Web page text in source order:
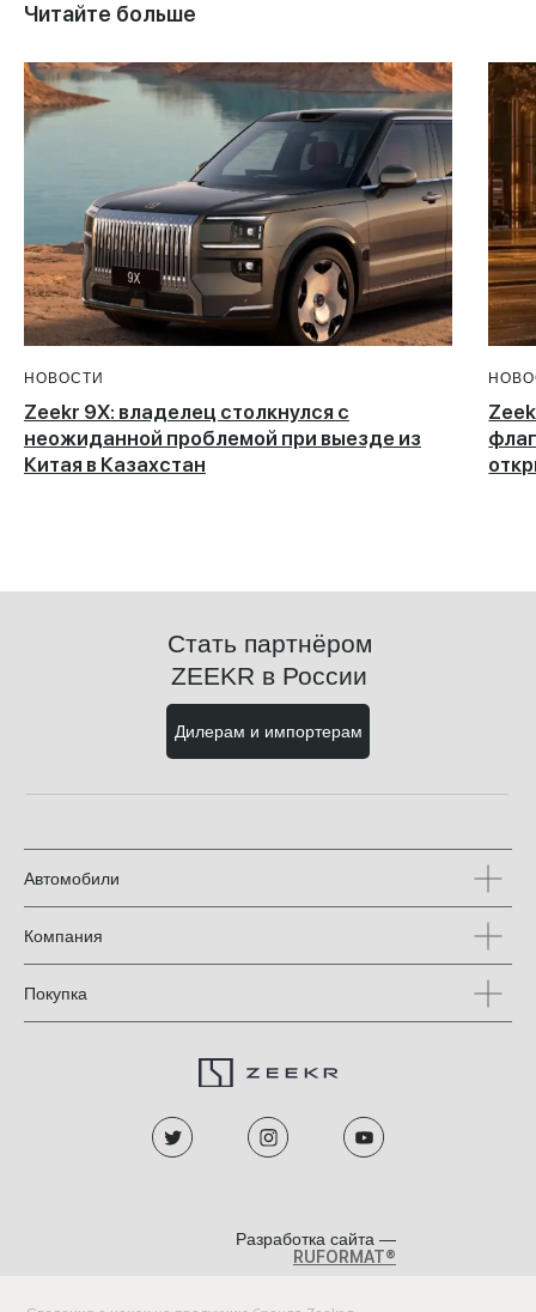
Читайте больше
НОВОСТИ
Zeekr 9X: владелец столкнулся с
неожиданной проблемой при выезде из
Китая в Казахстан
Дилерам и импортерам
Стать партнёром
ZEEKR в России
Автомобили
Компания
Покупка
Разработка сайта —
RUFORMAT®